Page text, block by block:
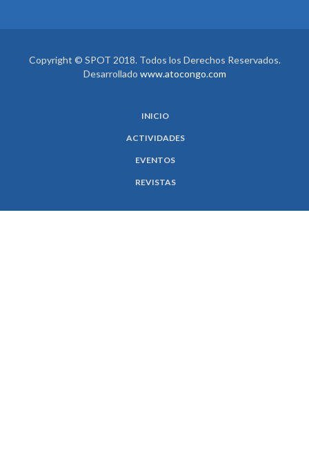
Copyright © SPOT 2018. Todos los Derechos Reservados.
Desarrollado www.atocongo.com
INICIO
ACTIVIDADES
EVENTOS
REVISTAS